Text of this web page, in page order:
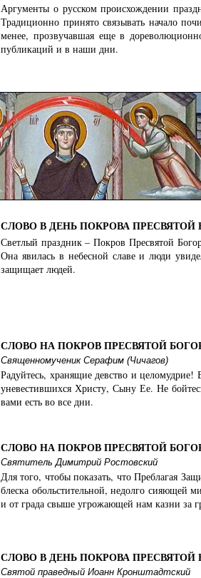
Аргументы о русском происхождении
Традиционно принято связывать начало
менее, прозвучавшая еще в
публикаций и в наши дни.
СЛОВО В ДЕНЬ ПОКРОВА
Светлый праздник – Покров Пресвятой
Она явилась в небесной славе и люди
защищает людей.
СЛОВО НА ПОКРОВ ПРЕСВЯТОЙ
Священномученик Серафим (Чичагов)
Радуйтесь, хранящие девство и
уневестившихся Христу, Сыну Ее. Не
вами есть во все дни.
СЛОВО НА ПОКРОВ ПРЕСВЯТОЙ
Святитель Димитрий Ростовский
Для того, чтобы показать, что Преблагая
блеска обольстительной, недолго сияющей
и от града свыше угрожающей нам казни за
СЛОВО В ДЕНЬ ПОКРОВА
Святой праведный Иоанн Кронштадтский